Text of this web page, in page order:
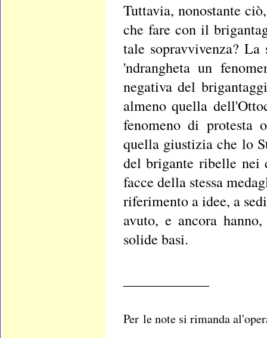
Tuttavia, nonostante
che fare con il
tale sopravvivenza?
'ndrangheta un
negativa del
almeno quella
fenomeno di protesta
quella giustizia che lo
del brigante ribelle nei
facce della stessa
riferimento a idee, a
avuto, e ancora
solide basi.
Per le note si rimanda